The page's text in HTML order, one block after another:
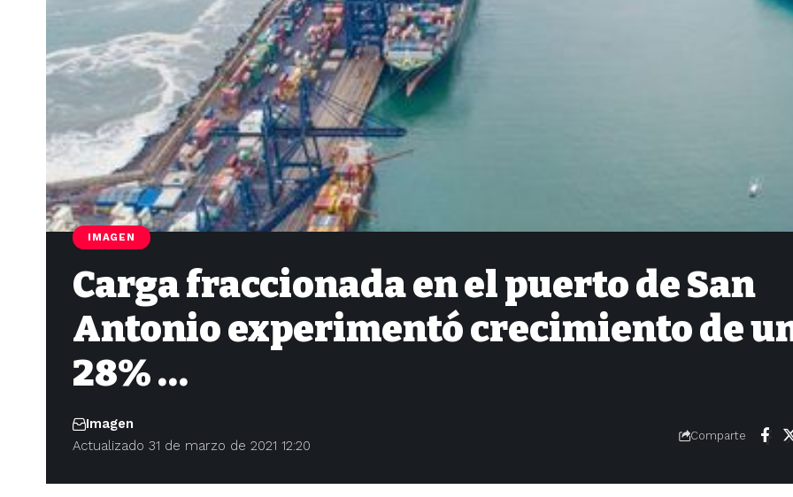
IMAGEN
Carga fraccionada en el puerto de San
Antonio experimentó crecimiento de
28% …
Actualizado 31 de marzo de 2021 12:20
Imagen
Comparte